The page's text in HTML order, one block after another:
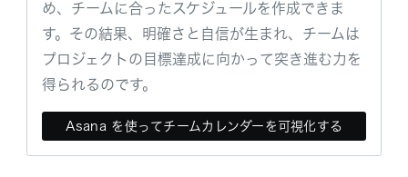
め、チームに合ったスケジュールを作成できま
す。その結果、明確さと自信が生まれ、チームは
プロジェクトの目標達成に向かって突き進む力を
得られるのです。
Asana を使ってチームカレンダーを可視化する